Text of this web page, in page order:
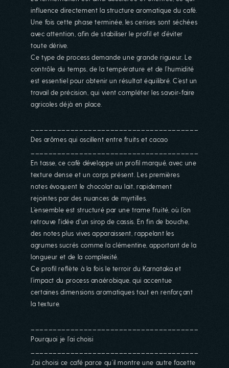
fermée...
La boutique est fermée pour le mois
d'aout ! Vamos a la playa !!! On se
retrouve à partir du 27 aout pour vos
commandes en ligne que nous traiterons
à partir du 1er septembre. A très vite !!!!
influence directement la structure aromatique du café.
Une fois cette phase terminée, les cerises sont séchées
avec attention, afin de stabiliser le profil et d’éviter
toute dérive.
Ce type de process demande une grande rigueur. Le
contrôle du temps, de la température et de l’humidité
est essentiel pour obtenir un résultat équilibré. C’est un
travail de précision, qui vient compléter les savoir-faire
agricoles déjà en place.
Des arômes qui oscillent entre fruits et cacao
En tasse, ce café développe un profil marqué, avec une
texture dense et un corps présent. Les premières
notes évoquent le chocolat au lait, rapidement
rejointes par des nuances de myrtilles.
L’ensemble est structuré par une trame fruité, où l’on
retrouve l'idée d'un sirop de cassis. En fin de bouche,
des notes plus vives apparaissent, rappelant les
agrumes sucrés comme la clémentine, apportant de la
longueur et de la complexité.
Ce profil reflète à la fois le terroir du Karnataka et
l’impact du process anaérobique, qui accentue
certaines dimensions aromatiques tout en renforçant
la texture.
Pourquoi je l’ai choisi
J’ai choisi ce café parce qu’il montre une autre facette